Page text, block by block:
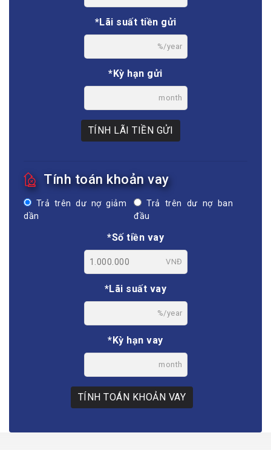
*Lãi suất tiền gửi
%/year
*Kỳ hạn gửi
month
TÍNH LÃI TIỀN GỬI
Tính toán khoản vay
Trả trên dư nợ giảm
dần
Trả trên dư nợ ban
đầu
*Số tiền vay
VNĐ
*Lãi suất vay
%/year
*Kỳ hạn vay
month
TÍNH TOÁN KHOẢN VAY